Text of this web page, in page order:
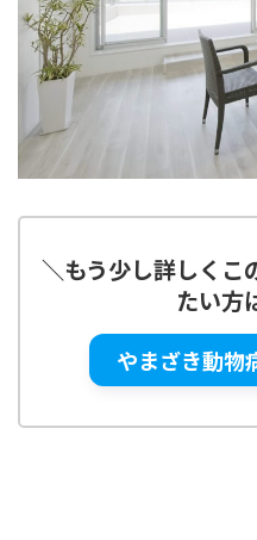
＼もう少し詳しくこ
たい方
やまざき動物